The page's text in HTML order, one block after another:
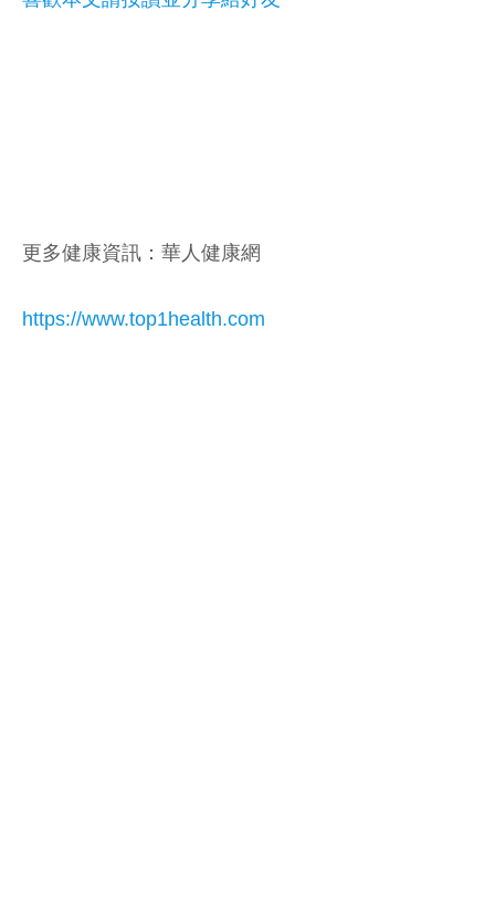
更多健康資訊：華人健康網
https://www.top1health.com